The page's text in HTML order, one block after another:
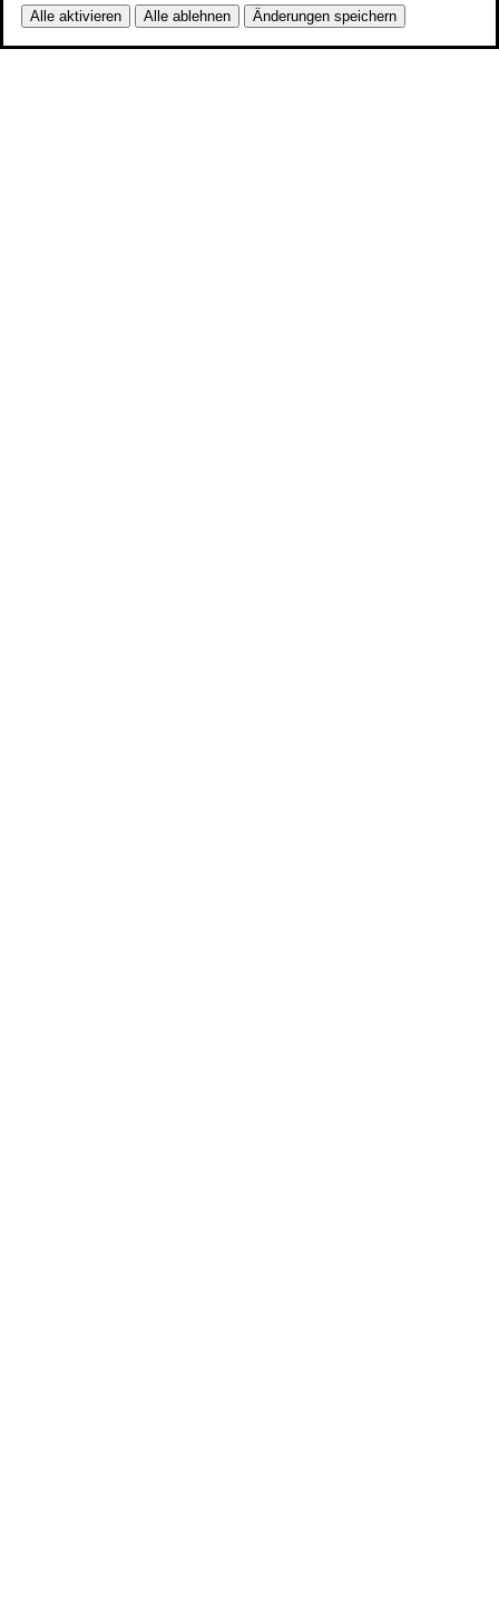
Alle aktivieren Alle ablehnen Änderungen speichern